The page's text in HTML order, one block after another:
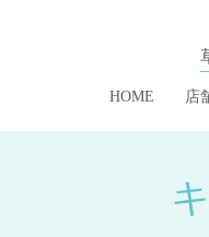
HOME 店